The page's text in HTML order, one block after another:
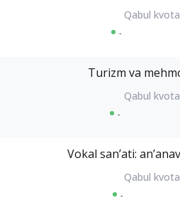
-
Turizm va
-
Vokal sanʼati:
-